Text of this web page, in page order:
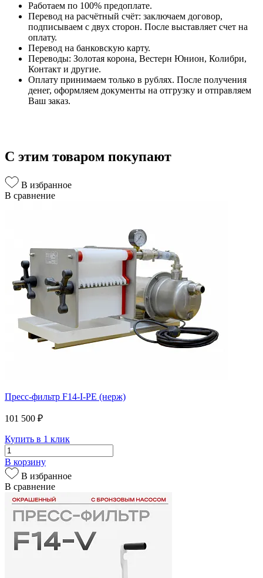
Работаем по 100% предоплате.
Перевод на расчётный счёт: заключаем договор,
подписываем с двух сторон. После выставляет счет на
оплату.
Перевод на банковскую карту.
Переводы: Золотая корона, Вестерн Юнион, Колибри,
Контакт и другие.
Оплату принимаем только в рублях. После получения
денег, оформляем документы на отгрузку и отправляем
Ваш заказ.
С этим товаром покупают
В избранное
В сравнение
Пресс-фильтр F14-I-PE (нерж)
101 500 ₽
Купить в 1 клик
В корзину
В избранное
В сравнение